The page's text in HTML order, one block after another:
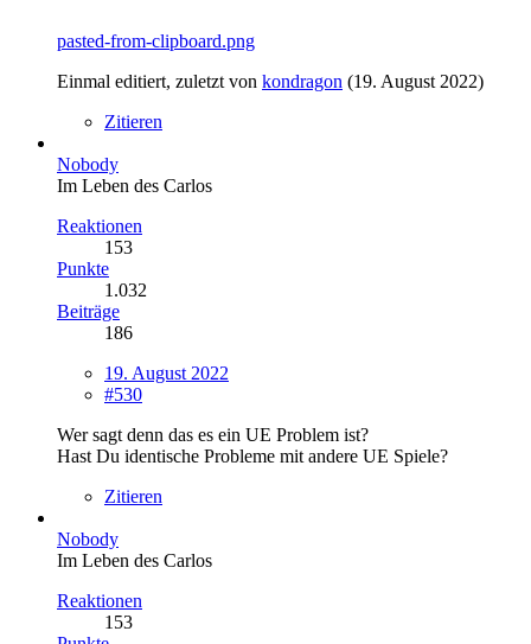
pasted-from-clipboard.png
Einmal editiert, zuletzt von kondragon (19. August 2022)
Zitieren
Nobody
Im Leben des Carlos
Reaktionen
153
Punkte
1.032
Beiträge
186
19. August 2022
#530
Wer sagt denn das es ein UE Problem ist?
Hast Du identische Probleme mit andere UE Spiele?
Zitieren
Nobody
Im Leben des Carlos
Reaktionen
153